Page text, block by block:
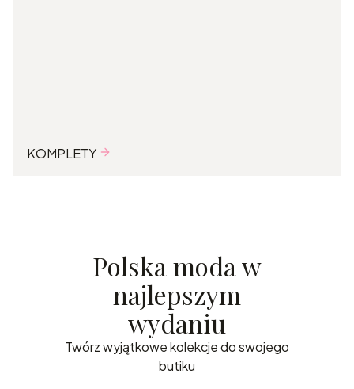
KOMPLETY
Polska moda w
najlepszym
wydaniu
Twórz wyjątkowe kolekcje do swojego
butiku